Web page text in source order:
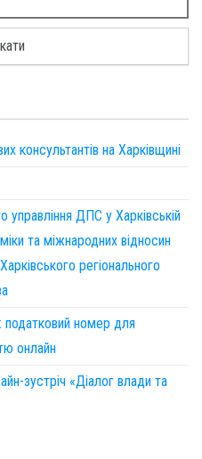
консультантів на Харківщині
управління ДПС у Харківській
та міжнародних відносин
регіонального
податковий номер для
онлайн
зустріч «Діалог влади та